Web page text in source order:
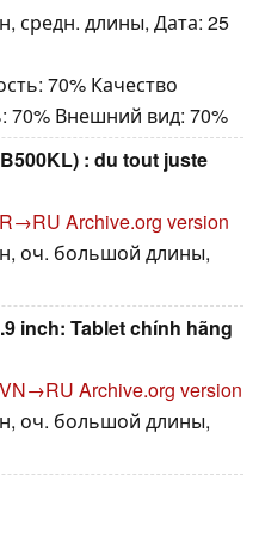
средн. длины, Дата: 25
70% Качество
70% Внешний вид: 70%
: du tout juste
Archive.org version
оч. большой длины,
inch: Tablet chính hãng
VN→RU Archive.org version
оч. большой длины,